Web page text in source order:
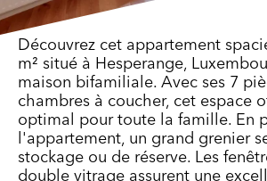
Découvrez cet appartement
m² situé à Hesperange,
maison bifamiliale. Avec ses 7
chambres à coucher, cet espace
optimal pour toute la famille. En
l'appartement, un grand grenier
stockage ou de réserve. Les
double vitrage assurent une